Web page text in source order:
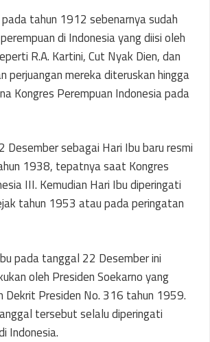
tahun 1912 sebenarnya sudah
di Indonesia yang diisi oleh
R.A. Kartini, Cut Nyak Dien, dan
perjuangan mereka diteruskan hingga
Kongres Perempuan Indonesia pada
Desember sebagai Hari Ibu baru resmi
1938, tepatnya saat Kongres
III. Kemudian Hari Ibu diperingati
tahun 1953 atau pada peringatan
pada tanggal 22 Desember ini
oleh Presiden Soekarno yang
Dekrit Presiden No. 316 tahun 1959.
tersebut selalu diperingati
Indonesia.